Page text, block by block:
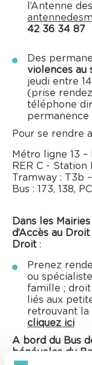
l’Antenne
42 36 34 87
Des
violences au
jeudi entre
(prise
téléphone
permanence
Pour se rendre
Métro ligne 13
RER C -
Tramway : T3b
Bus : 173, 138,
Dans les
d’Accès au
Droit :
Prenez
ou
famille ;
liés aux
retrouvant la
cliquez ici
A bord du Bus
bénévoles du